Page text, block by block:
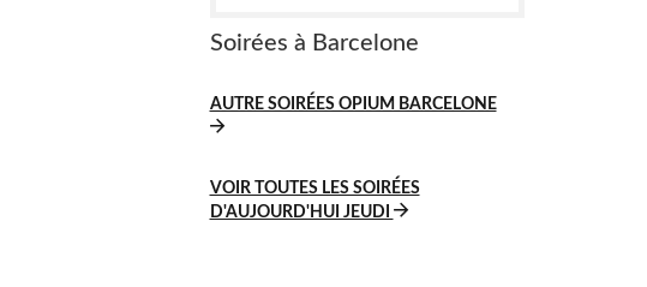
Soirées à Barcelone
AUTRE SOIRÉES OPIUM BARCELONE
VOIR TOUTES LES SOIRÉES
D'AUJOURD'HUI JEUDI